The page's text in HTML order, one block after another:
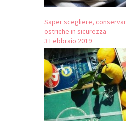
Saper scegliere,
ostriche in sicurezza
3 Febbraio 2019